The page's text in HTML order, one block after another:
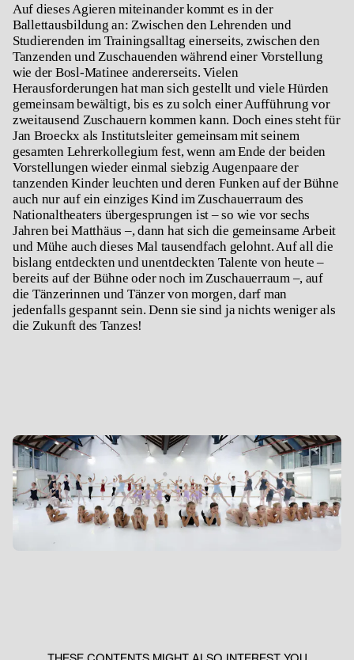
Auf dieses Agieren miteinander kommt es in der
Ballettausbildung an: Zwischen den Lehrenden und
Studierenden im Trainingsalltag einerseits, zwischen den
Tanzenden und Zuschauenden während einer Vorstellung
wie der Bosl-Matinee andererseits. Vielen
Herausforderungen hat man sich gestellt und viele Hürden
gemeinsam bewältigt, bis es zu solch einer Aufführung vor
zweitausend Zuschauern kommen kann. Doch eines steht für
Jan Broeckx als Institutsleiter gemeinsam mit seinem
gesamten Lehrerkollegium fest, wenn am Ende der beiden
Vorstellungen wieder einmal siebzig Augenpaare der
tanzenden Kinder leuchten und deren Funken auf der Bühne
auch nur auf ein einziges Kind im Zuschauerraum des
Nationaltheaters übergesprungen ist – so wie vor sechs
Jahren bei Matthäus –, dann hat sich die gemeinsame Arbeit
und Mühe auch dieses Mal tausendfach gelohnt. Auf all die
bislang entdeckten und unentdeckten Talente von heute –
bereits auf der Bühne oder noch im Zuschauerraum –, auf
die Tänzerinnen und Tänzer von morgen, darf man
jedenfalls gespannt sein. Denn sie sind ja nichts weniger als
die Zukunft des Tanzes!